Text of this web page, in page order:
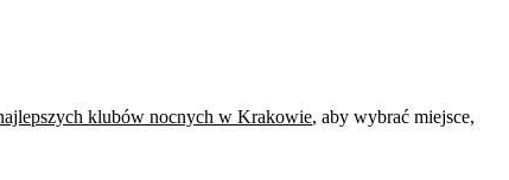
klubów nocnych w Krakowie, aby wybrać miejsce,